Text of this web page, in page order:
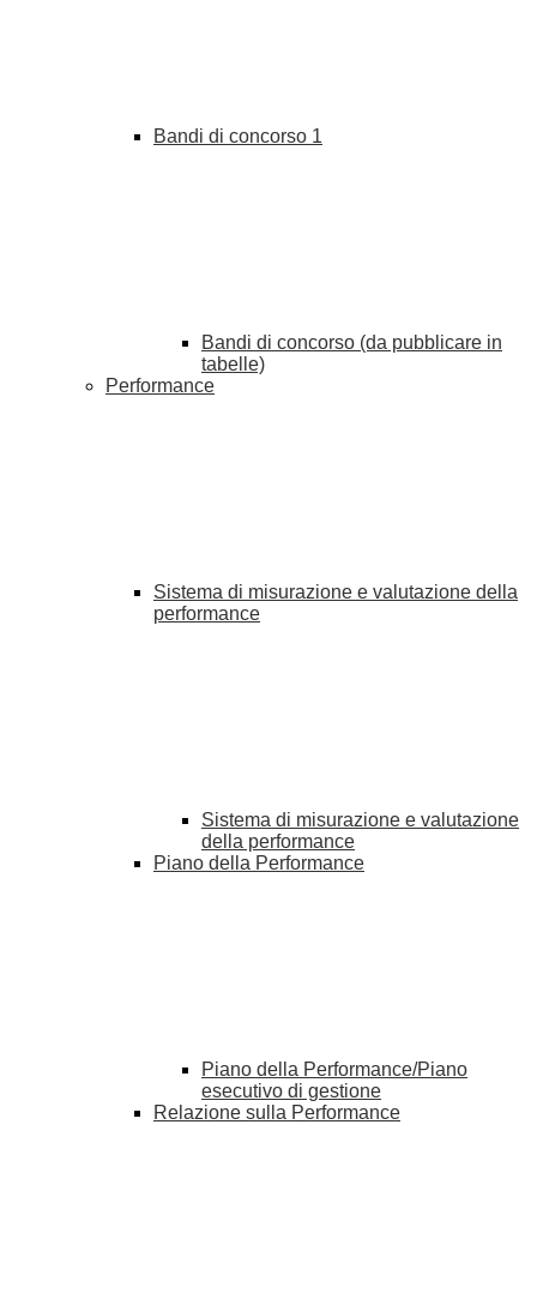
Bandi di concorso 1
Bandi di concorso (da pubblicare in
tabelle)
Performance
Sistema di misurazione e valutazione della
performance
Sistema di misurazione e valutazione
della performance
Piano della Performance
Piano della Performance/Piano
esecutivo di gestione
Relazione sulla Performance